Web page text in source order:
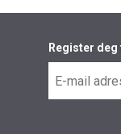
Register